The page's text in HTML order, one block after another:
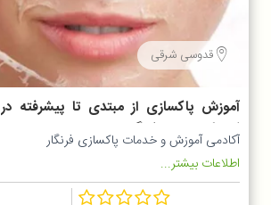
قدوسی شرقی
آموزش پاکسازی از مبتدی تا پیشرفته در
کلینیک پوست فرنگار
آکادمی آموزش و خدمات پاکسازی فرنگار
اطلاعات بیشتر...